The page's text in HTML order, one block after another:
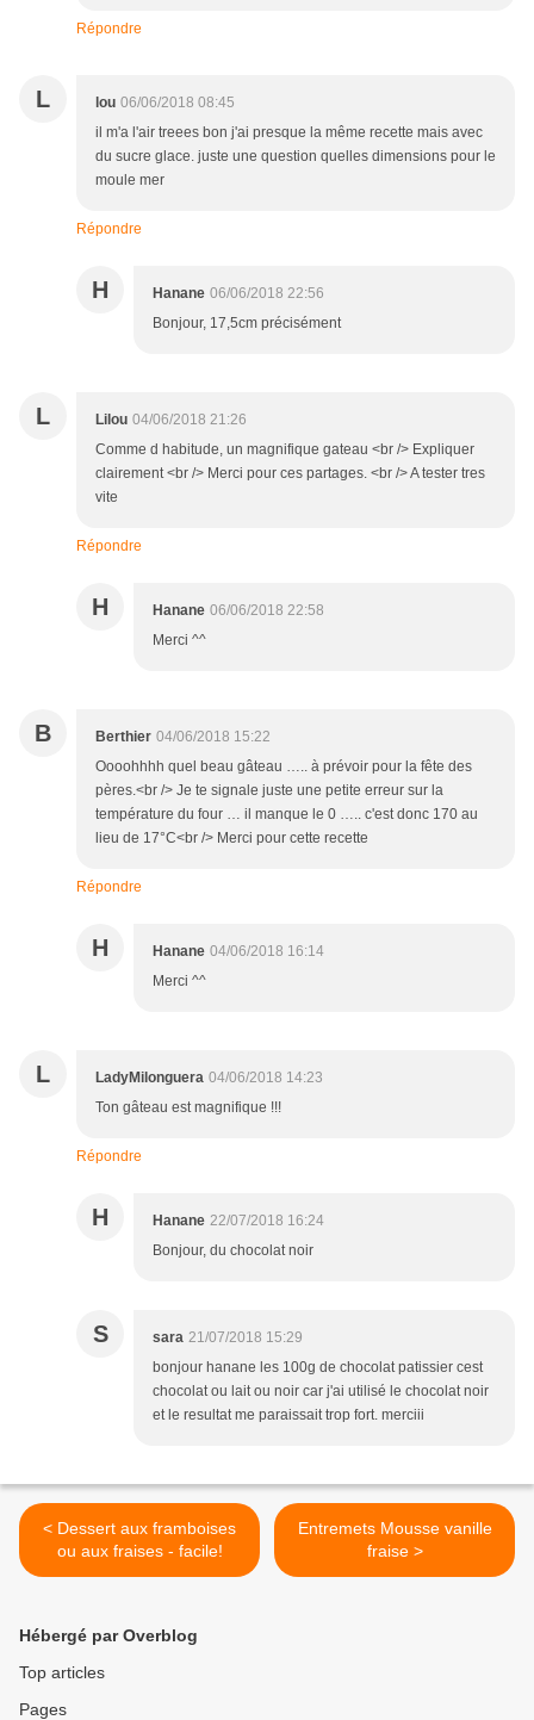
Répondre
L lou 06/06/2018 08:45
il m'a l'air treees bon j'ai presque la même recette mais avec
du sucre glace. juste une question quelles dimensions pour le
moule mer
Répondre
H Hanane 06/06/2018 22:56
Bonjour, 17,5cm précisément
L Lilou 04/06/2018 21:26
Comme d habitude, un magnifique gateau <br /> Expliquer
clairement <br /> Merci pour ces partages. <br /> A tester tres
vite
Répondre
H Hanane 06/06/2018 22:58
Merci ^^
B Berthier 04/06/2018 15:22
Oooohhhh quel beau gâteau ….. à prévoir pour la fête des
pères.<br /> Je te signale juste une petite erreur sur la
température du four … il manque le 0 ….. c'est donc 170 au
lieu de 17°C<br /> Merci pour cette recette
Répondre
H Hanane 04/06/2018 16:14
Merci ^^
L LadyMilonguera 04/06/2018 14:23
Ton gâteau est magnifique !!!
Répondre
H Hanane 22/07/2018 16:24
Bonjour, du chocolat noir
S sara 21/07/2018 15:29
bonjour hanane les 100g de chocolat patissier cest
chocolat ou lait ou noir car j'ai utilisé le chocolat noir
et le resultat me paraissait trop fort. merciii
< Dessert aux framboises
ou aux fraises - facile!
Entremets Mousse vanille
fraise >
Hébergé par Overblog
Top articles
Pages